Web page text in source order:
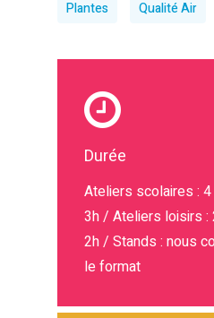
Plantes Qualité Air
Durée
Ateliers scolaires :
3h / Ateliers loisirs :
2h / Stands : nous
le format